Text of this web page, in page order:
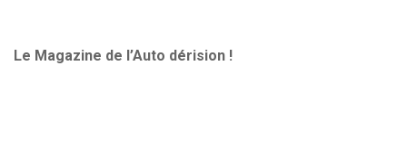
Le Magazine de l’Auto dérision !